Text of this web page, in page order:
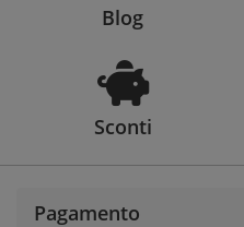
Blog
Sconti
Pagamento